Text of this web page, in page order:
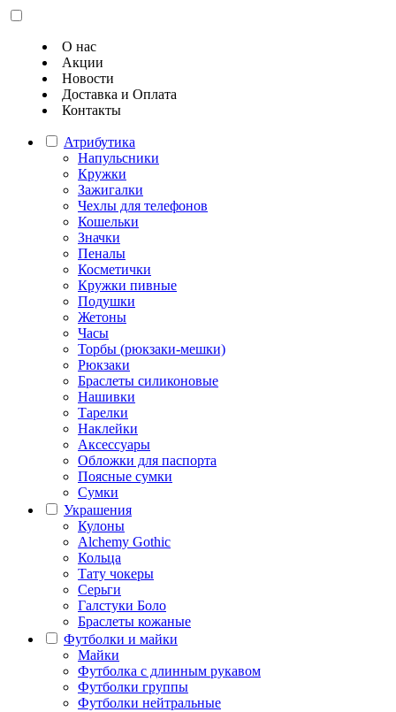
О нас
Акции
Новости
Доставка и Оплата
Контакты
Атрибутика
Напульсники
Кружки
Зажигалки
Чехлы для телефонов
Кошельки
Значки
Пеналы
Косметички
Кружки пивные
Подушки
Жетоны
Часы
Торбы (рюкзаки-мешки)
Рюкзаки
Браслеты силиконовые
Нашивки
Тарелки
Наклейки
Аксессуары
Обложки для паспорта
Поясные сумки
Сумки
Украшения
Кулоны
Alchemy Gothic
Кольца
Тату чокеры
Серьги
Галстуки Боло
Браслеты кожаные
Футболки и майки
Майки
Футболка с длинным рукавом
Футболки группы
Футболки нейтральные